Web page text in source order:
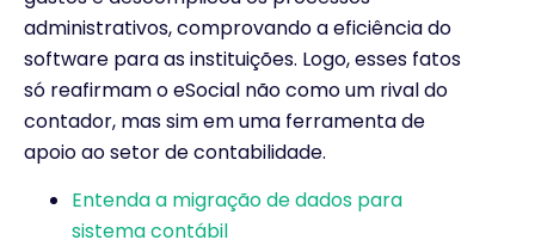
administrativos, comprovando a eficiência do
software para as instituições. Logo, esses fatos
só reafirmam o eSocial não como um rival do
contador, mas sim em uma ferramenta de
apoio ao setor de contabilidade.
Entenda a migração de dados para
sistema contábil